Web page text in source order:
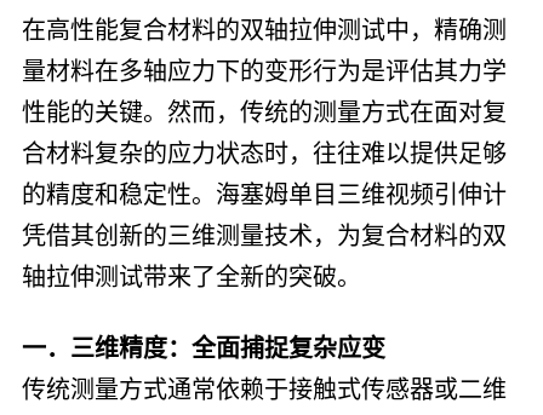
在高性能复合材料的双轴拉伸测试中，精确测
量材料在多轴应力下的变形行为是评估其力学
性能的关键。然而，传统的测量方式在面对复
合材料复杂的应力状态时，往往难以提供足够
的精度和稳定性。海塞姆单目三维视频引伸计
凭借其创新的三维测量技术，为复合材料的双
轴拉伸测试带来了全新的突破。
一．三维精度：全面捕捉复杂应变
传统测量方式通常依赖于接触式传感器或二维